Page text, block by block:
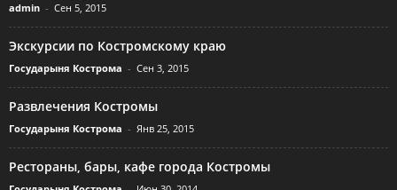
admin - Сен 5, 2015
Экскурсии по Костромскому краю
Государыня Кострома - Сен 3, 2015
Развлечения Костромы
Государыня Кострома - Янв 25, 2015
Рестораны, бары, кафе города Костромы